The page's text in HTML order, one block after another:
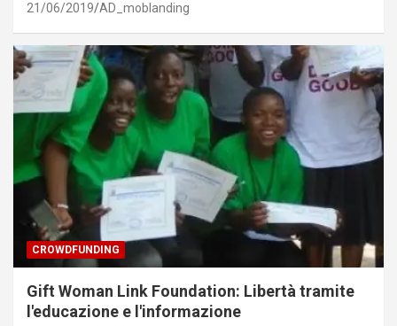
21/06/2019 AD_moblanding
CROWDFUNDING
Gift Woman Link Foundation: Libertà tramite
l'educazione e l'informazione